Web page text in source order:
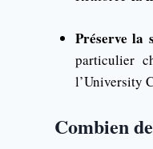
Préserve la
particulier
l’University
Combien